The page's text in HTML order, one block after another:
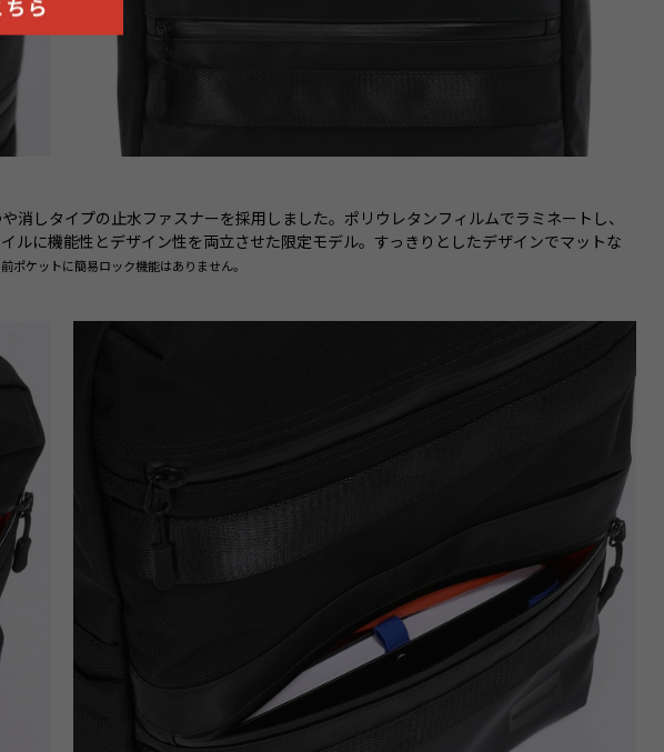
しタイプの止水ファスナーを採用しました。ポリウレタンフィルムでラミネートし、
ルに機能性とデザイン性を両立させた限定モデル。すっきりとしたデザインでマットな
ポケットに簡易ロック機能はありません。